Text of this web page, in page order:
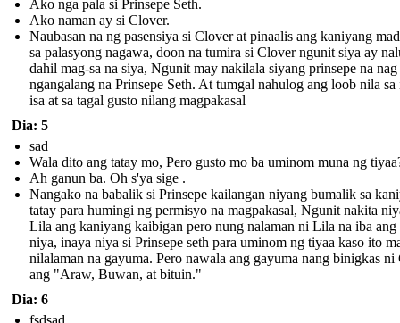
Ako nga pala si Prinsepe Seth.
Ako naman ay si Clover.
Naubasan na ng pasensiya si Clover at pinaalis ang kaniyang
sa palasyong nagawa, doon na tumira si Clover ngunit siya ay
dahil mag-sa na siya, Ngunit may nakilala siyang prinsepe na nag
ngangalang na Prinsepe Seth. At tumgal nahulog ang loob nila sa
isa at sa tagal gusto nilang magpakasal
Dia: 5
sad
Wala dito ang tatay mo, Pero gusto mo ba uminom muna ng
Ah ganun ba. Oh s'ya sige .
Nangako na babalik si Prinsepe kailangan niyang bumalik sa
tatay para humingi ng permisyo na magpakasal, Ngunit nakita
Lila ang kaniyang kaibigan pero nung nalaman ni Lila na iba ang
niya, inaya niya si Prinsepe seth para uminom ng tiyaa kaso ito
nilalaman na gayuma. Pero nawala ang gayuma nang binigkas ni
ang "Araw, Buwan, at bituin."
Dia: 6
fsdsad